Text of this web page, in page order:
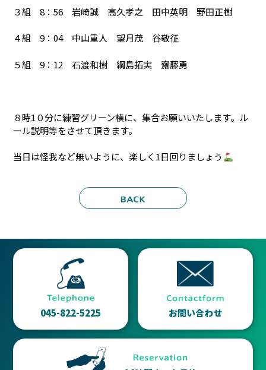
３組 8：56 岩崎誠 高久孝之 田中英明 野田正樹
４組 9：04 中山重人 望月茂 谷敬征
５組 9：12 石渡和樹 綱島拓実 齋藤勇
８時1０分に練習グリーン横に、集合お願いいたします。ル
ール説明等をさせて頂きます。
当日は怪我など無いように、楽しく1日回りましょう
045-822-5225 お問い合わせ